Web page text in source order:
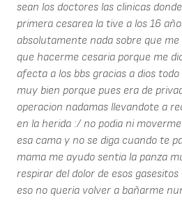
sean los doctores las clinicas
primera cesarea la tive a los 16
absolutamente nada sobre que
que hacerme cesaria porque me
afecta a los bbs gracias a dios
muy bien porque pues era de
operacion nadamas llevandote a
en la herida :/ no podia ni
esa cama y no se diga cuando te
mama me ayudo sentia la panza
respirar del dolor de esos
eso no queria volver a bañarme